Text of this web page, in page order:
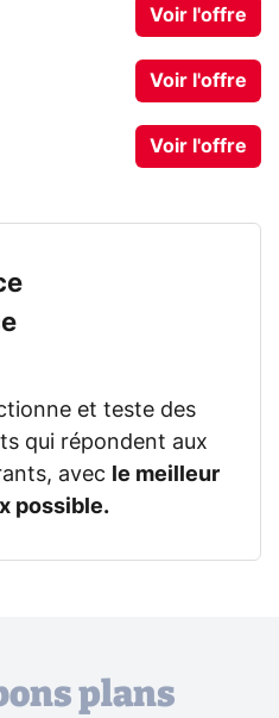
Voir l'offre
Voir l'offre
Voir l'offre
et teste des
qui répondent aux
avec
le meilleur
possible.
plans